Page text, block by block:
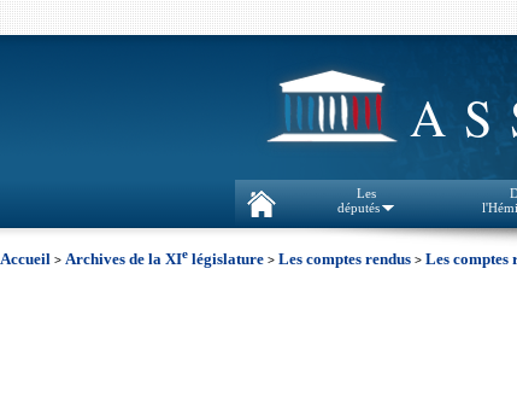
Les
députés
Accueil > Archives de la XIe législature > Les comptes rendus > Les comptes